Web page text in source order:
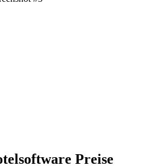
Preise